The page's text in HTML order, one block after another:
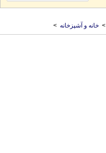
> خانه و آشپزخانه >